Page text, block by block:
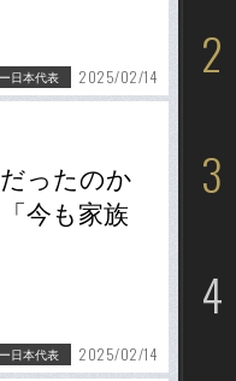
日本代表 2025/02/14
ったのか
今も家族
日本代表 2025/02/14